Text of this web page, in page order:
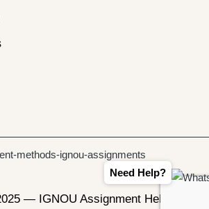
— IGNOU Assignment Helper
Need Help?